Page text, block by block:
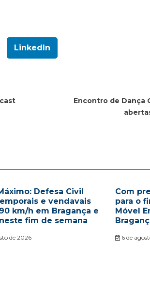
LinkedIn
Encontro de Dança
Defesa Civil
e vendavais
km/h em Bragança e
fim de semana
de 2026
Com
para o
Móvel
6 de